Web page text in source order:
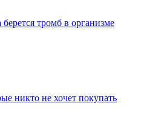
берется тромб в организме
никто не хочет покупать